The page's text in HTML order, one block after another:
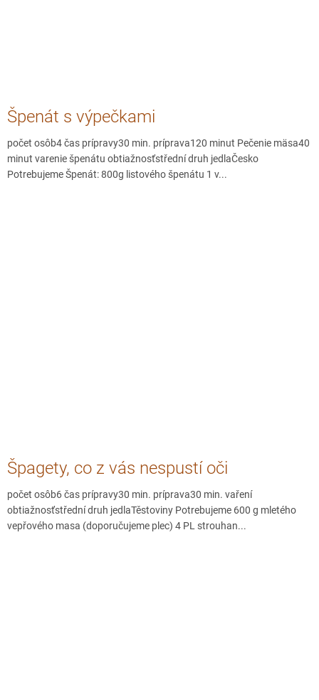
Špenát s výpečkami
počet osôb4 čas prípravy30 min. príprava120 minut Pečenie mäsa40
minut varenie špenátu obtiažnosťstřední druh jedlaČesko
Potrebujeme Špenát: 800g listového špenátu 1 v...
Špagety, co z vás nespustí oči
počet osôb6 čas prípravy30 min. príprava30 min. vaření
obtiažnosťstřední druh jedlaTěstoviny Potrebujeme 600 g mletého
vepřového masa (doporučujeme plec) 4 PL strouhan...